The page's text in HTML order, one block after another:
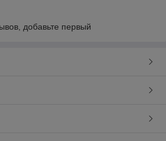
добавьте первый